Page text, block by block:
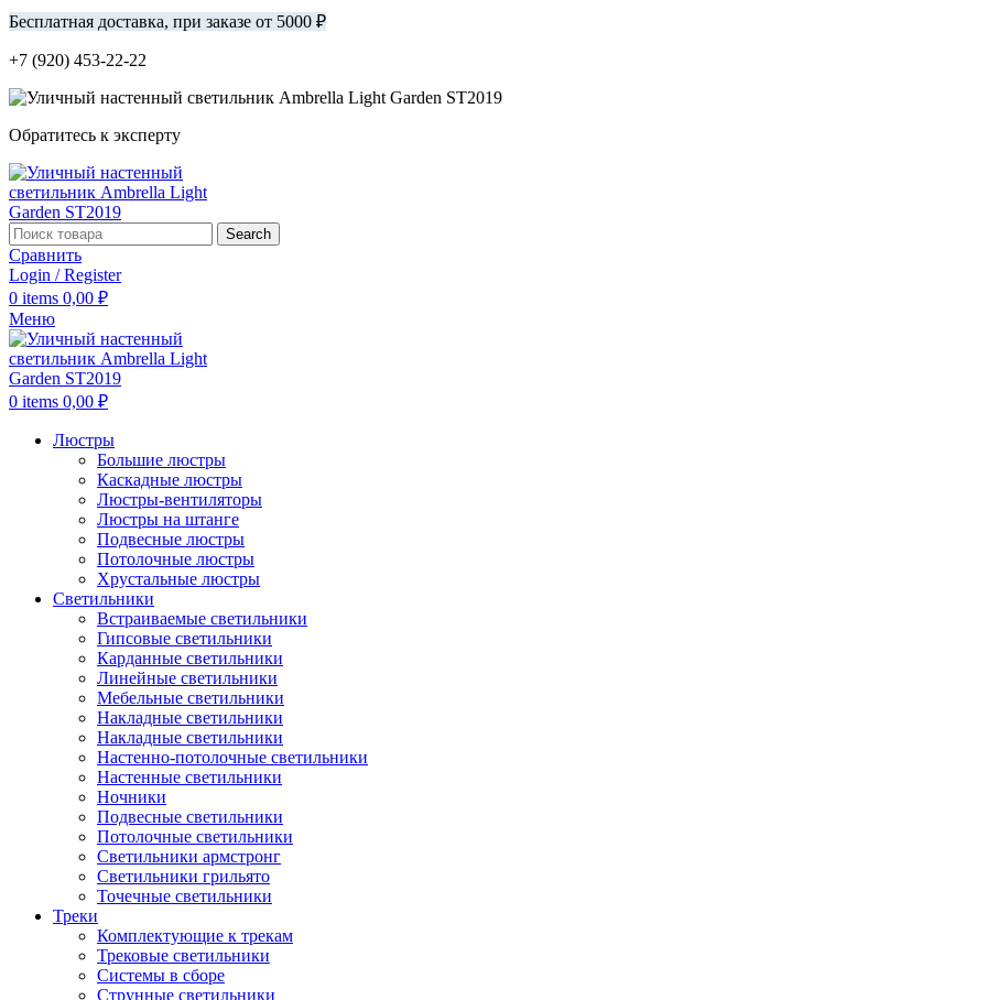
Бесплатная доставка, при заказе от 5000 ₽
+7 (920) 453-22-22
Обратитесь к эксперту
Search
Сравнить
Login / Register
0 items 0,00 ₽
Меню
0 items 0,00 ₽
Люстры
Большие люстры
Каскадные люстры
Люстры-вентиляторы
Люстры на штанге
Подвесные люстры
Потолочные люстры
Хрустальные люстры
Светильники
Встраиваемые светильники
Гипсовые светильники
Карданные светильники
Линейные светильники
Мебельные светильники
Накладные светильники
Накладные светильники
Настенно-потолочные светильники
Настенные светильники
Ночники
Подвесные светильники
Потолочные светильники
Светильники армстронг
Светильники грильято
Точечные светильники
Треки
Комплектующие к трекам
Трековые светильники
Системы в сборе
Струнные светильники